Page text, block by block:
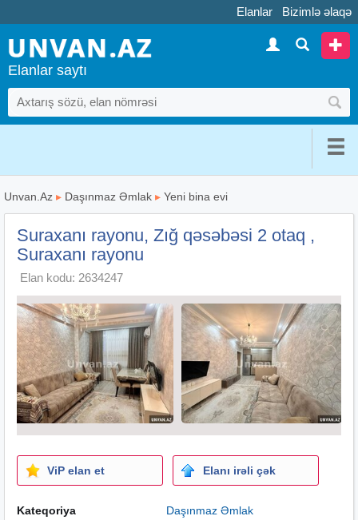
Elanlar Bizimlə əlaqə
Elanlar saytı
Unvan.Az ▸ Daşınmaz Əmlak ▸ Yeni bina evi
Suraxanı rayonu, Zığ qəsəbəsi 2 otaq ,
Suraxanı rayonu
Elan kodu: 2634247
ViP elan et Elanı irəli çək
Kateqoriya
Daşınmaz Əmlak